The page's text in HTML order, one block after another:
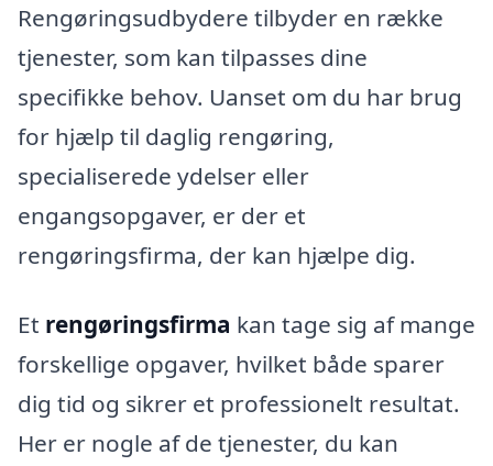
Rengøringsudbydere tilbyder en række
tjenester, som kan tilpasses dine
specifikke behov. Uanset om du har brug
for hjælp til daglig rengøring,
specialiserede ydelser eller
engangsopgaver, er der et
rengøringsfirma, der kan hjælpe dig.
Et rengøringsfirma kan tage sig af mange
forskellige opgaver, hvilket både sparer
dig tid og sikrer et professionelt resultat.
Her er nogle af de tjenester, du kan